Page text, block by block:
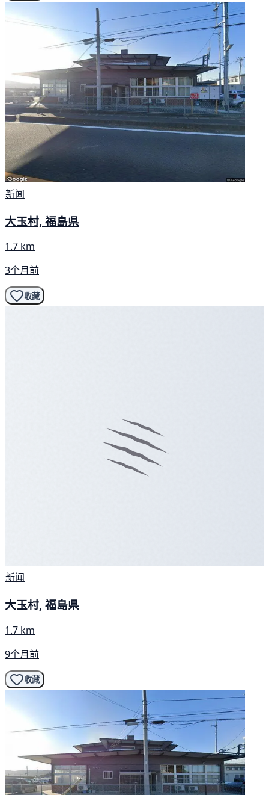
新闻
大玉村, 福島県
1.7 km
3个月前
收藏
新闻
大玉村, 福島県
1.7 km
9个月前
收藏